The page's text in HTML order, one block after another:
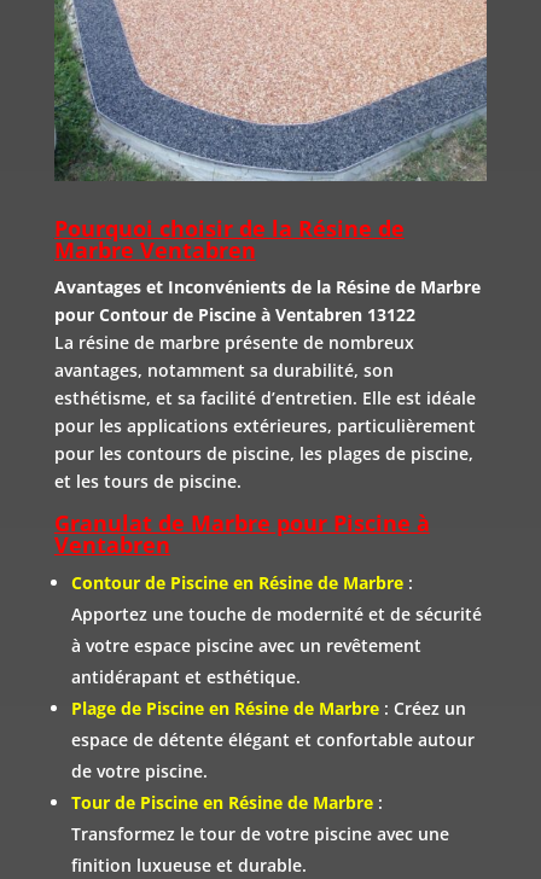
Pourquoi choisir de la Résine de
Marbre Ventabren
Avantages et Inconvénients de la Résine de Marbre
pour Contour de Piscine à Ventabren 13122
La résine de marbre présente de nombreux
avantages, notamment sa durabilité, son
esthétisme, et sa facilité d’entretien. Elle est idéale
pour les applications extérieures, particulièrement
pour les contours de piscine, les plages de piscine,
et les tours de piscine.
Granulat de Marbre pour Piscine à
Ventabren
Contour de Piscine en Résine de Marbre:
Apportez une touche de modernité et de sécurité
à votre espace piscine avec un revêtement
antidérapant et esthétique.
Plage de Piscine en Résine de Marbre: Créez un
espace de détente élégant et confortable autour
de votre piscine.
Tour de Piscine en Résine de Marbre:
Transformez le tour de votre piscine avec une
finition luxueuse et durable.